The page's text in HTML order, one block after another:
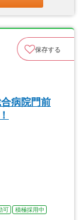
保存する
病院門前
可
積極採用中